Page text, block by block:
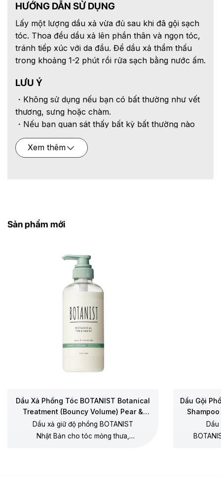
HƯỚNG DẪN SỬ DỤNG
Lấy một lượng dầu xả vừa đủ sau khi đã gội sạch
tóc. Thoa đều dầu xả lên phần thân và ngọn tóc,
tránh tiếp xúc với da đầu. Để dầu xả thẩm thấu
trong khoảng 1-2 phút rồi rửa sạch bằng nước ấm.
LƯU Ý
・Không sử dụng nếu bạn có bất thường như vết
thương, sưng hoặc chàm.
・Nếu bạn quan sát thấy bất kỳ bất thường nào
như đỏ, sưng, ngứa, kích ứng, mất màu (bạch
biến, v.v.) và sạm da, hãy ngừng sử dụng và tham
mắt.
hoặc thấp, hoặc dưới ánh sáng mặt trời trực tiếp.
Thông số sản phẩm:
Thương hiệu: Salon Link (thuộc KUMANO
Xuất xứ thương hiệu:
Xem thêm
Sản phẩm mới
Dầu Xả Phồng Tóc BOTANIST Botanical
Treatment (Bouncy Volume) Pear &
Chamomile
Dầu xả giữ độ phồng BOTANIST
Nhật Bản cho tóc mỏng thưa,
Dầu Gội